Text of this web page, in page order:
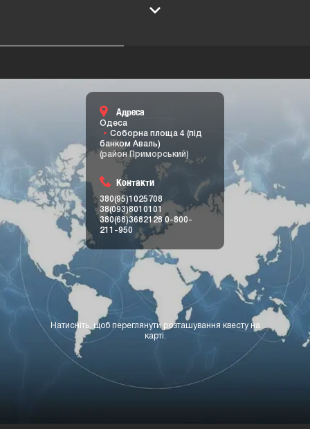
Адреса
Одеса
Соборна площа 4 (під
банком Аваль)
(район Приморський)
Контакти
380(95)1025708
38(093)8010101
380(68)3682128 0-800-
211-950
Натисніть, щоб переглянути розташування квесту на
карті.